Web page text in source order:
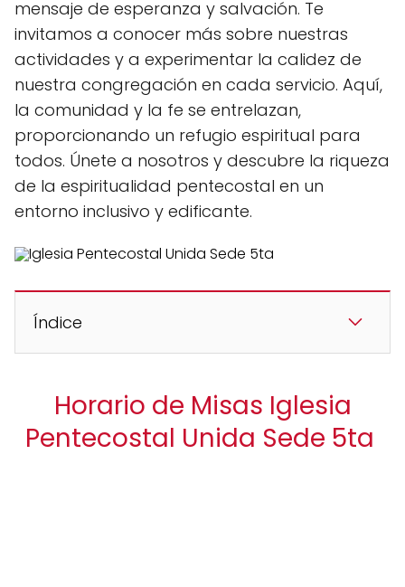
mensaje de esperanza y salvación. Te
invitamos a conocer más sobre nuestras
actividades y a experimentar la calidez de
nuestra congregación en cada servicio. Aquí,
la comunidad y la fe se entrelazan,
proporcionando un refugio espiritual para
todos. Únete a nosotros y descubre la riqueza
de la espiritualidad pentecostal en un
entorno inclusivo y edificante.
Índice
Horario de Misas Iglesia
Pentecostal Unida Sede 5ta